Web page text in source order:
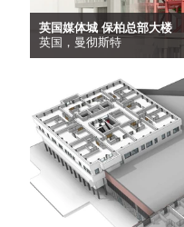
英国媒体城 保柏总部大楼
英国，曼彻斯特